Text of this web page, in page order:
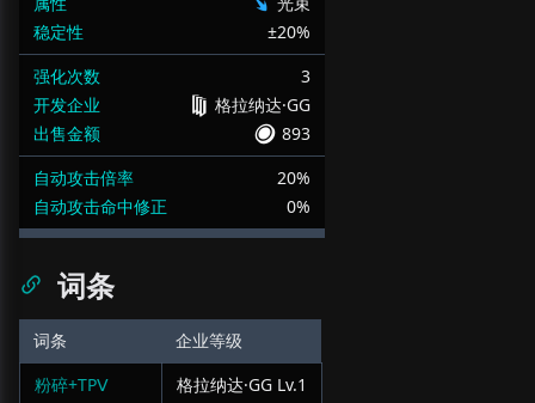
稳定性
±20%
强化次数
3
开发企业
格拉纳达·GG
出售金额
893
自动攻击倍率
20%
自动攻击命中修正
0%
词条
词条
企业等级
粉碎+TPⅤ
格拉纳达·GG Lv.1